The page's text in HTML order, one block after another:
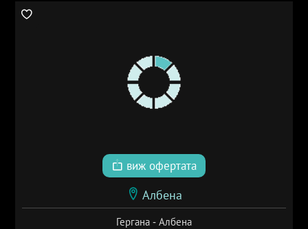
виж офертата
Албена
Гергана - Албена